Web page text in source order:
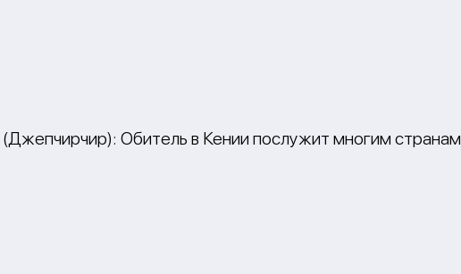
Обитель в Кении послужит многим странам